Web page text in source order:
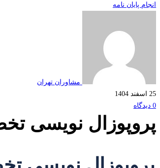
انجام پایان نامه
مشاوران تهران
25 اسفند 1404
0 دیدگاه
پروپوزال نویسی